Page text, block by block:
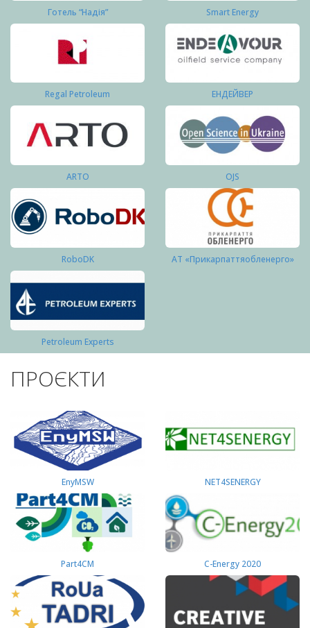
Готель “Надія” Smart Energy
Regal Petroleum ЕНДЕЙВЕР
ARTO OJS
RoboDK АТ «Прикарпаттяобленерго»
Petroleum Experts
ПРОЄКТИ
EnyMSW NET4SENERGY
Part4СМ C-Energy 2020